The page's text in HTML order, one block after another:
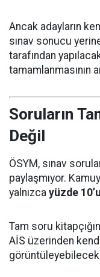
Ancak adayların
sınav sonucu
tarafından
tamamlanmasının
Soruların
Değil
ÖSYM, sınav
paylaşmıyor.
yalnızca yüzde 10’u
Tam soru
AİS üzerinden